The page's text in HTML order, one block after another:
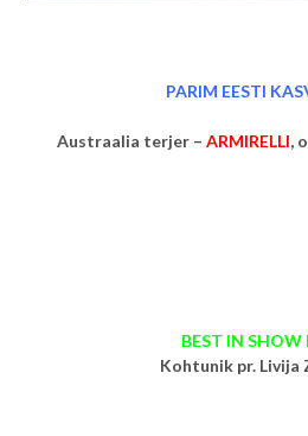
PARIM EESTI
Austraalia terjer – ARMIRELLI,
BEST IN SHOW
Kohtunik pr. Livija